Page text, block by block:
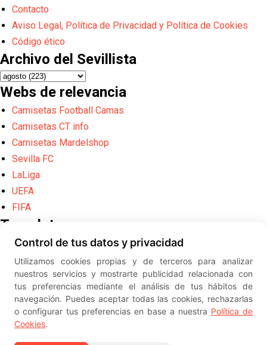
Contacto
Aviso Legal, Política de Privacidad y Política de Cookies
Código ético
Archivo del Sevillista
Webs de relevancia
Camisetas Football Camas
Camisetas CT info
Camisetas Mardelshop
Sevilla FC
LaLiga
UEFA
FIFA
Translate
Powered by
Translate
Diseño web creado por Erick
© ElSevillista.es - Información sobre
el Sevilla FC, Sevilla Atlético, Sevilla Femenino y su Cantera
-- --
Control de tus datos y privacidad
Utilizamos cookies propias y de terceros para analizar
nuestros servicios y mostrarte publicidad relacionada con
tus preferencias mediante el análisis de tus hábitos de
navegación. Puedes aceptar todas las cookies, rechazarlas
o configurar tus preferencias en base a nuestra Política de
Cookies.
2026